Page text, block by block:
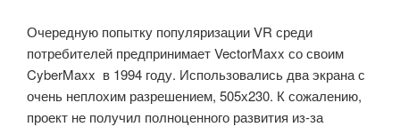
Очередную попытку популяризации VR среди
потребителей предпринимает VectorMaxx со своим
CyberMaxx в 1994 году. Использовались два экрана с
очень неплохим разрешением, 505х230. К сожалению,
проект не получил полноценного развития из-за